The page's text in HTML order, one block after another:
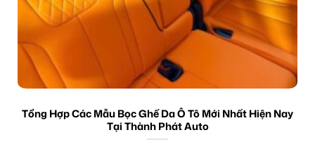
Tổng Hợp Các Mẫu Bọc Ghế Da Ô Tô Mới Nhất Hiện Nay
Tại Thành Phát Auto